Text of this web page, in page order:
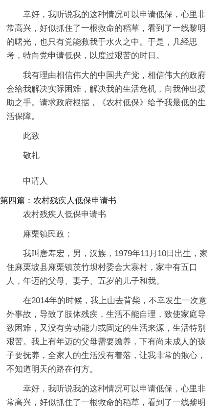
幸好，我听说我的这种情况可以申请低保，心里非
常高兴，好似抓住了一根救命的稻草，看到了一线黎明
的曙光，也只有党能救我于水火之中。于是，几经思
考，特向党申请低保，以度过艰苦的时日。
我有理由相信伟大的中国共产党，相信伟大的政府
会给我解决实际困难，解决我的生活危机，向我伸出援
助之手。请求政府根据，《农村低保》给予我最低的生
活保障。
此致
敬礼
申请人
第四篇：农村残疾人低保申请书
农村残疾人低保申请书
麻栗镇民政：
我叫唐寿宏，男，汉族，1979年11月10日出生，家
住麻栗坡县麻栗镇茨竹坝村委会大寨村，家中有五口
人，年迈的父母、妻子、五岁的儿子和我。
在2014年的时候，我上山去背柴，不幸发生一次意
外事故，导致了肢体残疾，生活不能自理，致使家庭导
致困难，又没有劳动能力或固定的生活来源，生活特别
艰苦。我上有年迈的父母需要赡养，下有尚未成人的孩
子要抚养，全家人的生活没有着落，让我非常的揪心，
不知道明天的路在何方。
幸好，我听说我的这种情况可以申请低保，心里非
常高兴，好似抓住了一根救命的稻草，看到了一线黎明